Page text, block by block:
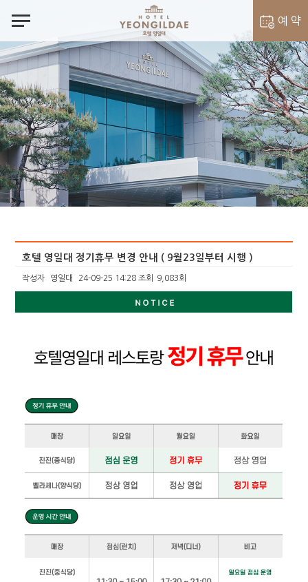
notes 예 약
객실 예약
벨라셰나 예약
호텔 영일대 정기휴무 변경 안내 ( 9월23일부터 시행 )
작성자 영일대 24-09-25 14:28 조회 9,083회